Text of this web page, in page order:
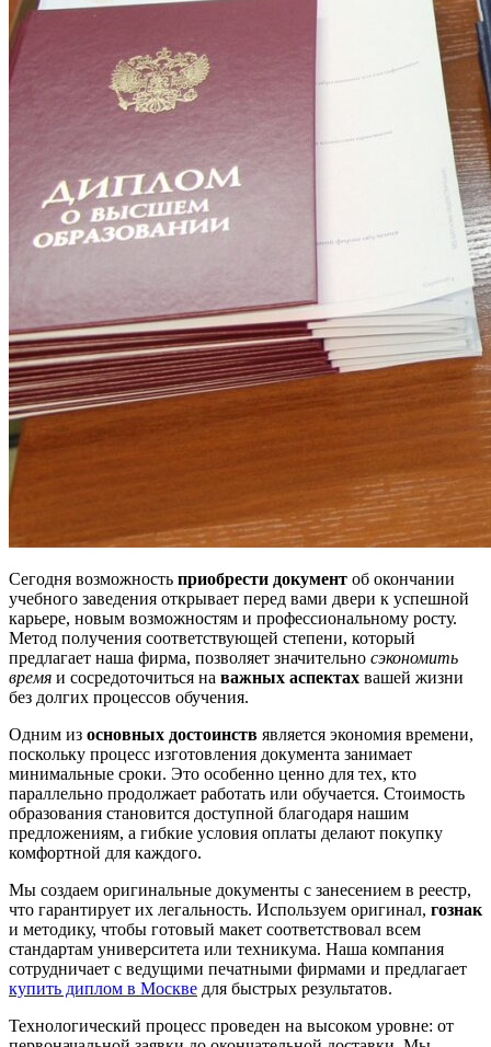
Сегодня возможность приобрести документ об окончании
учебного заведения открывает перед вами двери к успешной
карьере, новым возможностям и профессиональному росту.
Метод получения соответствующей степени, который
предлагает наша фирма, позволяет значительно сэкономить
время и сосредоточиться на важных аспектах вашей жизни
без долгих процессов обучения.
Одним из основных достоинств является экономия времени,
поскольку процесс изготовления документа занимает
минимальные сроки. Это особенно ценно для тех, кто
параллельно продолжает работать или обучается. Стоимость
образования становится доступной благодаря нашим
предложениям, а гибкие условия оплаты делают покупку
комфортной для каждого.
Мы создаем оригинальные документы с занесением в реестр,
что гарантирует их легальность. Используем оригинал, гознак
и методику, чтобы готовый макет соответствовал всем
стандартам университета или техникума. Наша компания
сотрудничает с ведущими печатными фирмами и предлагает
купить диплом в Москве для быстрых результатов.
Технологический процесс проведен на высоком уровне: от